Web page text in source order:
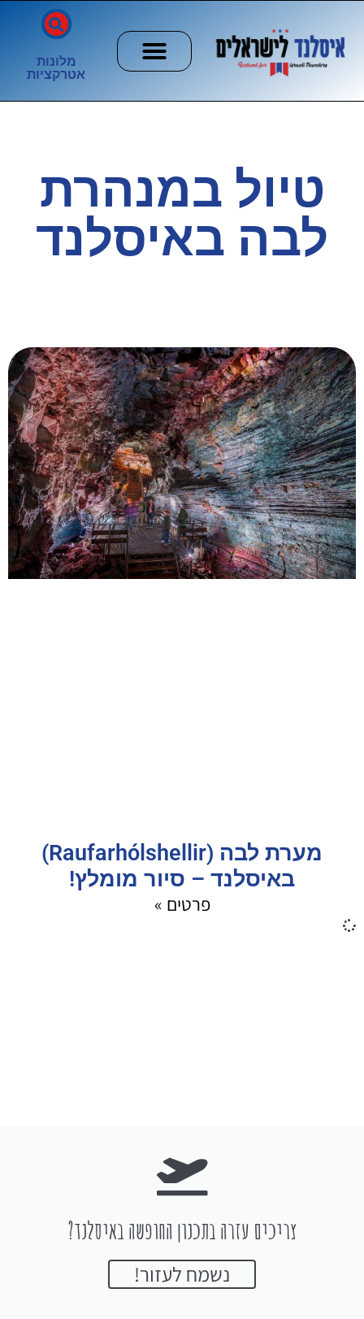
מלונות
אטרקציות
טיול במנהרת
לבה באיסלנד
מערת לבה (Raufarhólshellir)
באיסלנד – סיור מומלץ!
פרטים »
צריכים עזרה בתכנון החופשה באיסלנד?
נשמח לעזור!